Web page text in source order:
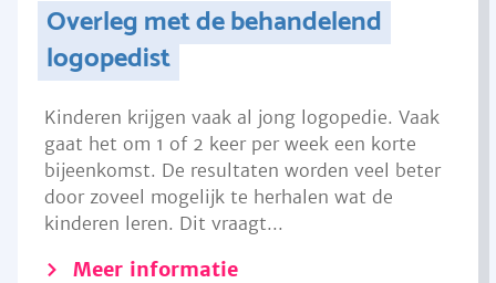
Overleg met de behandelend
logopedist
Kinderen krijgen vaak al jong logopedie. Vaak
gaat het om 1 of 2 keer per week een korte
bijeenkomst. De resultaten worden veel beter
door zoveel mogelijk te herhalen wat de
kinderen leren. Dit vraagt...
Meer informatie